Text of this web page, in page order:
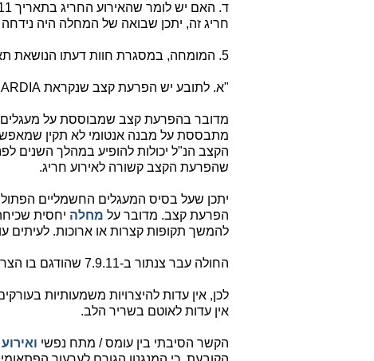
חריג זה, יתכן שבואה של המחלה היה
5. המומחה, במסגרת חוות דעתו הנושאת תאריך 11.5.14, השיב לשאלות כך:
"א. לתובע יש הפרעת קצב שנקראת ATRIAL TACHYCARDIA.
מדובר בהפרעת קצב שמבוססת על
מתבססת על מבנה אנטומי לא תקין שמאפשר
הקצב הנ"ל יכולות להופיע במהלך השנים
שהפרעת הקצב קשורה לאירוע חריג.
יתכן שעל בסיס המעגלים החשמליים
הפרעת קצב. מדובר על מחלה יחסית
להמשך תקופות קצרות או ארוכות. לעיתים
החולה עבר צנתור ב-7.9.11 שהודגם בו הצרות עד 40% בענף מרגינלי ו-30% בעורק הימני.
לכן, אין עדות להיצרויות משמעותיות
אין עדות לאוטם בשריר הלב.
הקשר הסיבתי בין עומס / מתח נפשי